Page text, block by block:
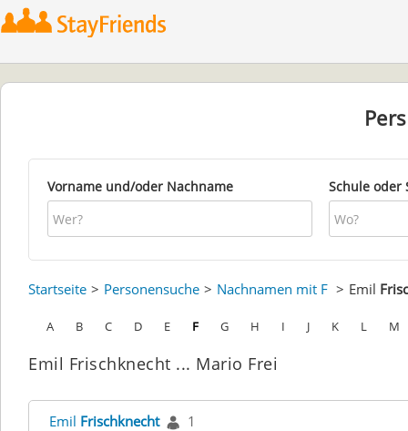
Vorname und/oder Nachname Schule oder
Startseite Personensuche Nachnamen mit F Emil
A B C D E F G H I J K L M
Emil Frischknecht ... Mario Frei
Emil Frischknecht 1